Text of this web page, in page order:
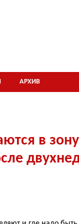
АРХИВ
в зону